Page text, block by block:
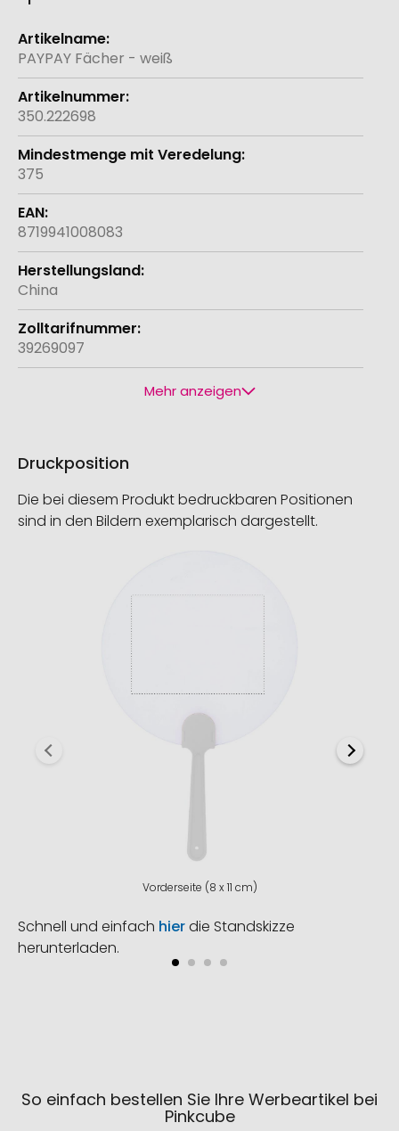
Weitere
Informationen
PAYPAY Fächer - weiß
350.222698
375
8719941008083
China
39269097
Mehr anzeigen
Druckposition
Die bei diesem Produkt bedruckbaren Positionen
sind in den Bildern exemplarisch dargestellt.
Vorderseite (8 x 11 cm)
Schnell und einfach hierdie Standskizze
herunterladen.
So einfach bestellen Sie Ihre Werbeartikel bei
Pinkcube